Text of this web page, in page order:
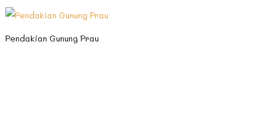
Pendakian Gunung Prau